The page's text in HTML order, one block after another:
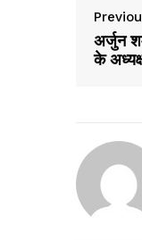
अर्जुन
के